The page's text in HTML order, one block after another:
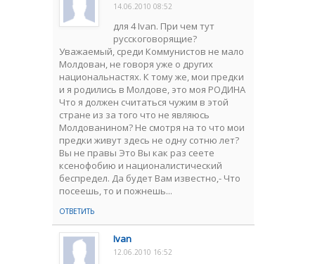
14.06.2010 08:52
для 4 Ivan. При чем тут
русскоговорящие?
Уважаемый, среди Коммунистов не мало
Молдован, не говоря уже о других
национальнастях. К тому же, мои предки
и я родились в Молдове, это моя РОДИНА
Что я должен считаться чужим в этой
стране из за того что не являюсь
Молдованином? Не смотря на то что мои
предки живут здесь не одну сотню лет?
Вы не правы Это Вы как раз сеете
ксенофобию и националистический
беспредел. Да будет Вам известно,- Что
посеешь, то и пожнешь...
ОТВЕТИТЬ
Ivan
12.06.2010 16:52